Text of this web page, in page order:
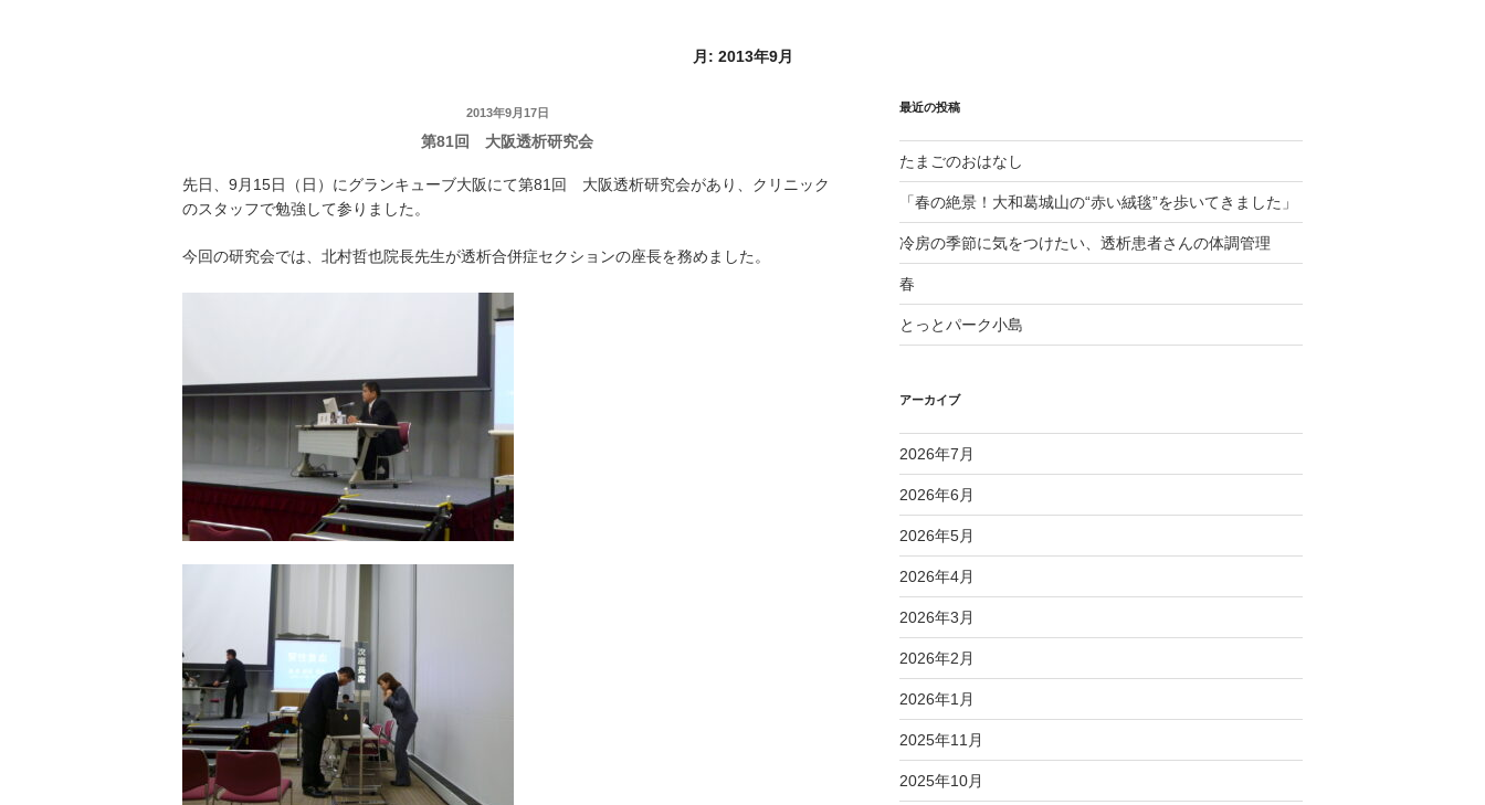
月: 2013年9月
投
稿
2013年9月17日
第81回 大阪透析研究会
先日、9月15日（日）にグランキューブ大阪にて第81回 大阪透析研究会があり、クリニック
のスタッフで勉強して参りました。
今回の研究会では、北村哲也院長先生が透析合併症セクションの座長を務めました。
最近の投稿
たまごのおはなし
「春の絶景！大和葛城山の“赤い絨毯”を歩いてきました」
冷房の季節に気をつけたい、透析患者さんの体調管理
春
とっとパーク小島
アーカイブ
2026年7月
2026年6月
2026年5月
2026年4月
2026年3月
2026年2月
2026年1月
2025年11月
2025年10月